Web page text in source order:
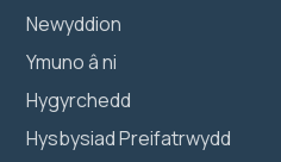
Newyddion
Ymuno â ni
Hygyrchedd
Hysbysiad Preifatrwydd